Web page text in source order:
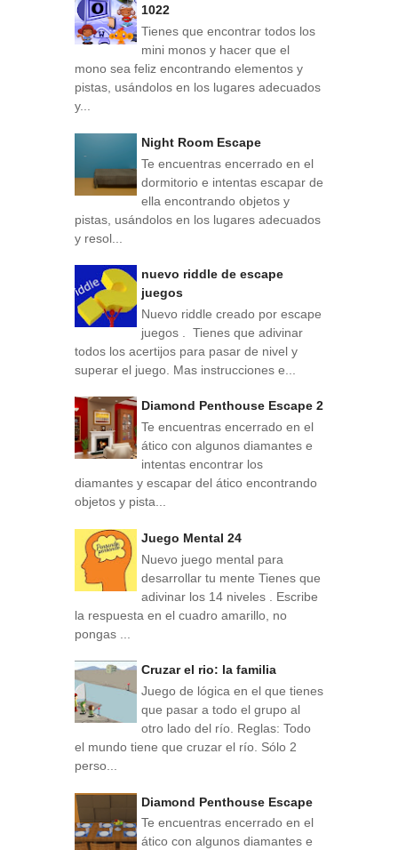
1022
Tienes que encontrar todos los
mini monos y hacer que el
mono sea feliz encontrando elementos y
pistas, usándolos en los lugares adecuados
y...
Night Room Escape
Te encuentras encerrado en el
dormitorio e intentas escapar de
ella encontrando objetos y
pistas, usándolos en los lugares adecuados
y resol...
nuevo riddle de escape
juegos
Nuevo riddle creado por escape
juegos . Tienes que adivinar
todos los acertijos para pasar de nivel y
superar el juego. Mas instrucciones e...
Diamond Penthouse Escape 2
Te encuentras encerrado en el
ático con algunos diamantes e
intentas encontrar los
diamantes y escapar del ático encontrando
objetos y pista...
Juego Mental 24
Nuevo juego mental para
desarrollar tu mente Tienes que
adivinar los 14 niveles . Escribe
la respuesta en el cuadro amarillo, no
pongas ...
Cruzar el rio: la familia
Juego de lógica en el que tienes
que pasar a todo el grupo al
otro lado del río. Reglas: Todo
el mundo tiene que cruzar el río. Sólo 2
perso...
Diamond Penthouse Escape
Te encuentras encerrado en el
ático con algunos diamantes e